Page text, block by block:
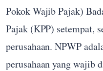
Pokok Wajib Pajak)
Pajak (KPP) setempat,
perusahaan. NPWP
perusahaan yang wajib